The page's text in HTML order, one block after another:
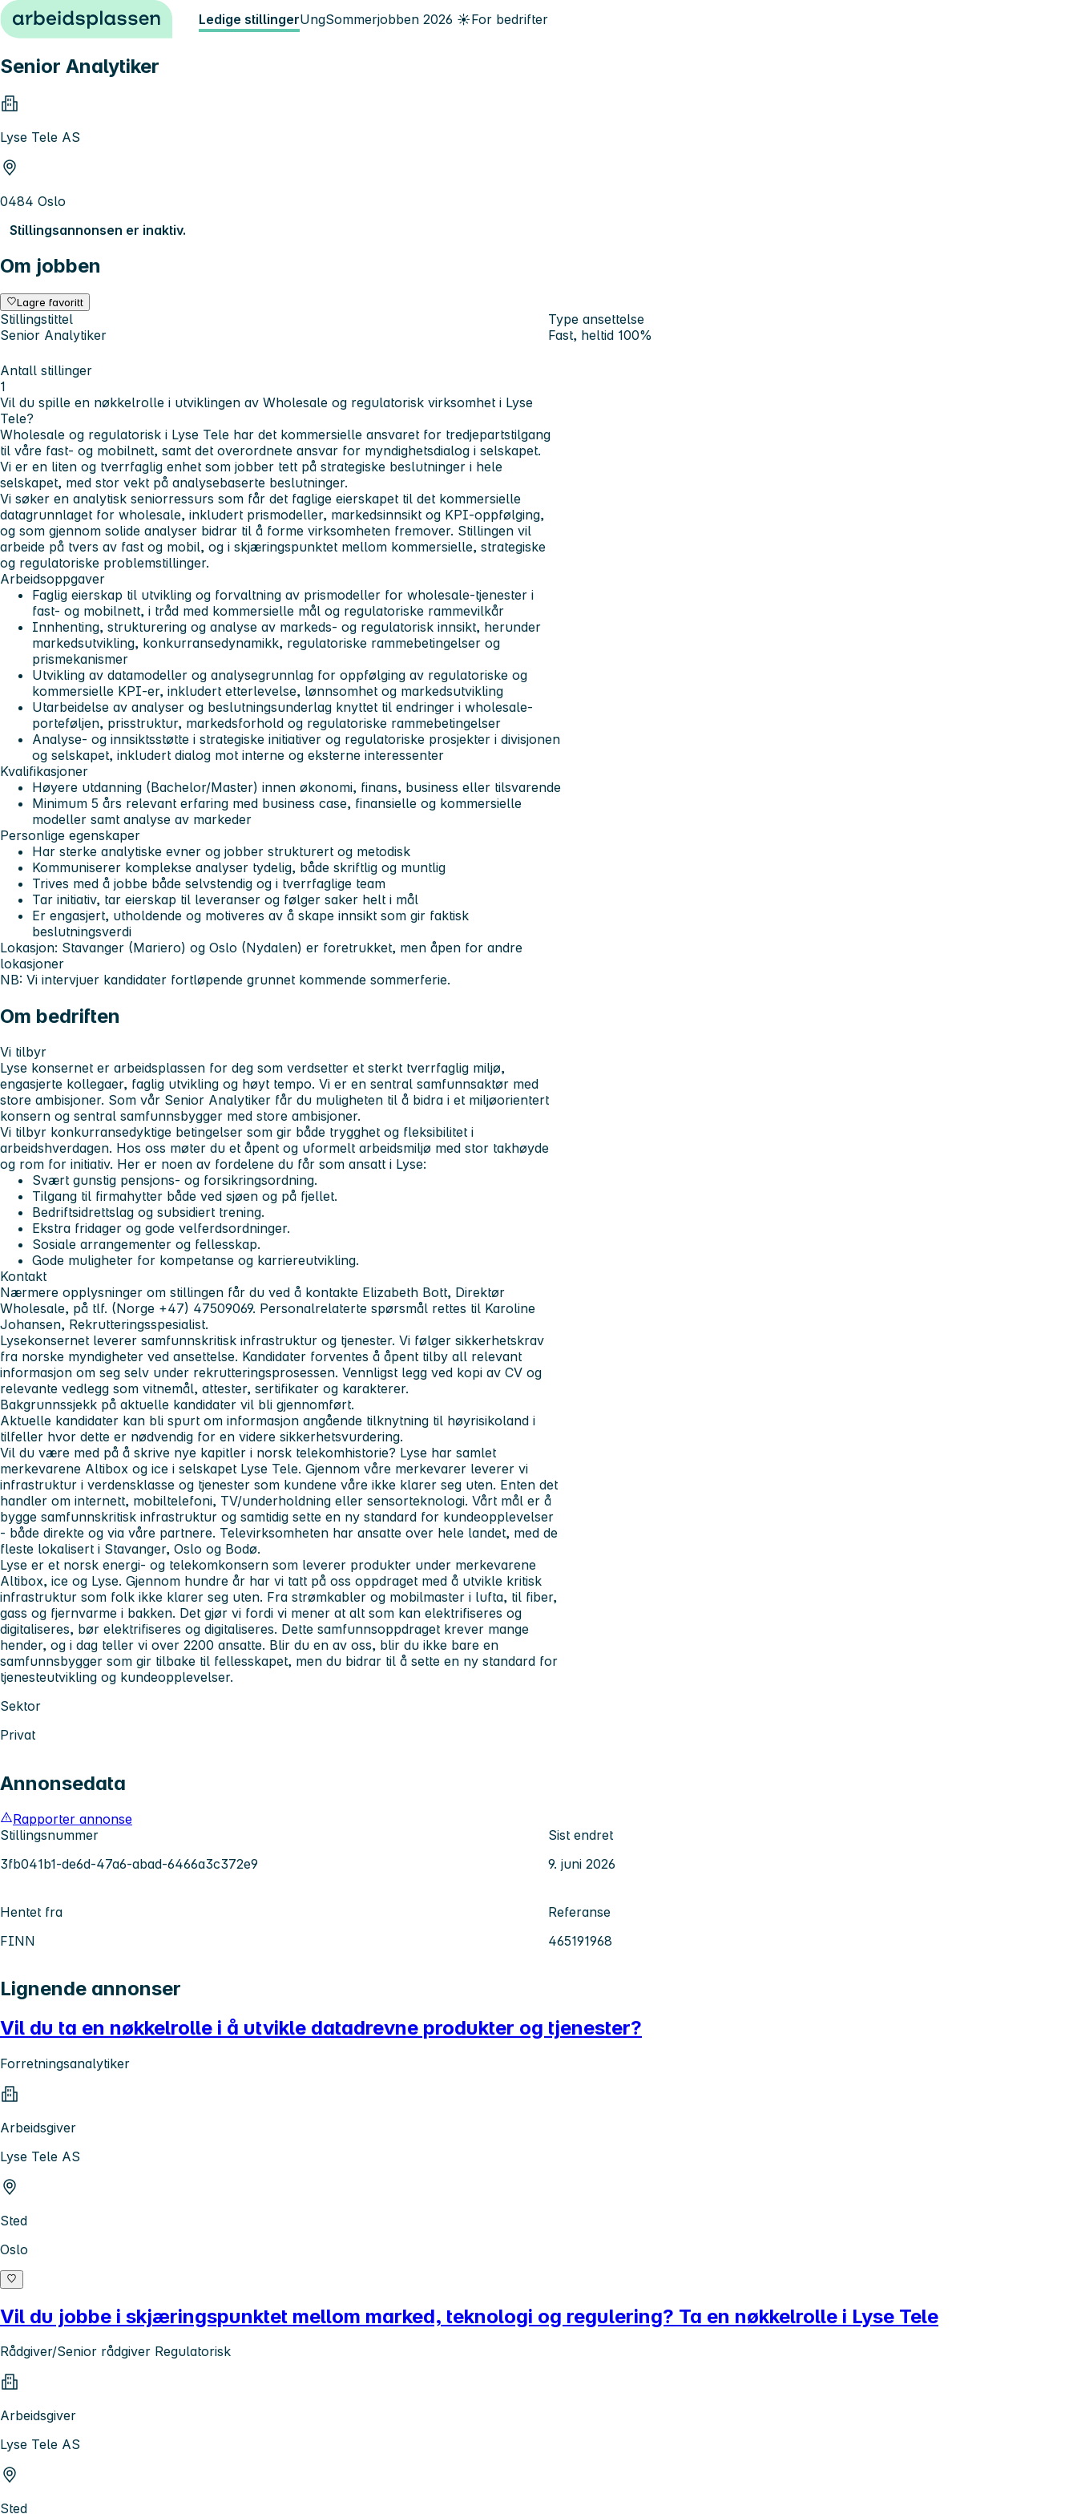
Hopp til innhold Ledige stillingerUngSommerjobben 2026 ☀️For bedrifter
Senior Analytiker
Lyse Tele AS
0484 Oslo
Stillingsannonsen er inaktiv.
Om jobben
Lagre favoritt
Stillingstittel
Senior Analytiker
Type ansettelse
Fast, heltid 100%
Antall stillinger
1
Vil du spille en nøkkelrolle i utviklingen av Wholesale og regulatorisk virksomhet i Lyse
Tele?
Wholesale og regulatorisk i Lyse Tele har det kommersielle ansvaret for tredjepartstilgang
til våre fast- og mobilnett, samt det overordnete ansvar for myndighetsdialog i selskapet.
Vi er en liten og tverrfaglig enhet som jobber tett på strategiske beslutninger i hele
selskapet, med stor vekt på analysebaserte beslutninger.
Vi søker en analytisk seniorressurs som får det faglige eierskapet til det kommersielle
datagrunnlaget for wholesale, inkludert prismodeller, markedsinnsikt og KPI-oppfølging,
og som gjennom solide analyser bidrar til å forme virksomheten fremover. Stillingen vil
arbeide på tvers av fast og mobil, og i skjæringspunktet mellom kommersielle, strategiske
og regulatoriske problemstillinger.
Arbeidsoppgaver
Faglig eierskap til utvikling og forvaltning av prismodeller for wholesale-tjenester i
fast- og mobilnett, i tråd med kommersielle mål og regulatoriske rammevilkår
Innhenting, strukturering og analyse av markeds- og regulatorisk innsikt, herunder
markedsutvikling, konkurransedynamikk, regulatoriske rammebetingelser og
prismekanismer
Utvikling av datamodeller og analysegrunnlag for oppfølging av regulatoriske og
kommersielle KPI-er, inkludert etterlevelse, lønnsomhet og markedsutvikling
Utarbeidelse av analyser og beslutningsunderlag knyttet til endringer i wholesale-
porteføljen, prisstruktur, markedsforhold og regulatoriske rammebetingelser
Analyse- og innsiktsstøtte i strategiske initiativer og regulatoriske prosjekter i divisjonen
og selskapet, inkludert dialog mot interne og eksterne interessenter
Kvalifikasjoner
Høyere utdanning (Bachelor/Master) innen økonomi, finans, business eller tilsvarende
Minimum 5 års relevant erfaring med business case, finansielle og kommersielle
modeller samt analyse av markeder
Personlige egenskaper
Har sterke analytiske evner og jobber strukturert og metodisk
Kommuniserer komplekse analyser tydelig, både skriftlig og muntlig
Trives med å jobbe både selvstendig og i tverrfaglige team
Tar initiativ, tar eierskap til leveranser og følger saker helt i mål
Er engasjert, utholdende og motiveres av å skape innsikt som gir faktisk
beslutningsverdi
Lokasjon: Stavanger (Mariero) og Oslo (Nydalen) er foretrukket, men åpen for andre
lokasjoner
NB: Vi intervjuer kandidater fortløpende grunnet kommende sommerferie.
Om bedriften
Vi tilbyr
Lyse konsernet er arbeidsplassen for deg som verdsetter et sterkt tverrfaglig miljø,
engasjerte kollegaer, faglig utvikling og høyt tempo. Vi er en sentral samfunnsaktør med
store ambisjoner. Som vår Senior Analytiker får du muligheten til å bidra i et miljøorientert
konsern og sentral samfunnsbygger med store ambisjoner.
Vi tilbyr konkurransedyktige betingelser som gir både trygghet og fleksibilitet i
arbeidshverdagen. Hos oss møter du et åpent og uformelt arbeidsmiljø med stor takhøyde
og rom for initiativ. Her er noen av fordelene du får som ansatt i Lyse:
Svært gunstig pensjons- og forsikringsordning.
Tilgang til firmahytter både ved sjøen og på fjellet.
Bedriftsidrettslag og subsidiert trening.
Ekstra fridager og gode velferdsordninger.
Sosiale arrangementer og fellesskap.
Gode muligheter for kompetanse og karriereutvikling.
Kontakt
Nærmere opplysninger om stillingen får du ved å kontakte Elizabeth Bott, Direktør
Wholesale, på tlf. (Norge +47) 47509069. Personalrelaterte spørsmål rettes til Karoline
Johansen, Rekrutteringsspesialist.
Lysekonsernet leverer samfunnskritisk infrastruktur og tjenester. Vi følger sikkerhetskrav
fra norske myndigheter ved ansettelse. Kandidater forventes å åpent tilby all relevant
informasjon om seg selv under rekrutteringsprosessen. Vennligst legg ved kopi av CV og
relevante vedlegg som vitnemål, attester, sertifikater og karakterer.
Bakgrunnssjekk på aktuelle kandidater vil bli gjennomført.
Aktuelle kandidater kan bli spurt om informasjon angående tilknytning til høyrisikoland i
tilfeller hvor dette er nødvendig for en videre sikkerhetsvurdering.
Vil du være med på å skrive nye kapitler i norsk telekomhistorie? Lyse har samlet
merkevarene Altibox og ice i selskapet Lyse Tele. Gjennom våre merkevarer leverer vi
infrastruktur i verdensklasse og tjenester som kundene våre ikke klarer seg uten. Enten det
handler om internett, mobiltelefoni, TV/underholdning eller sensorteknologi. Vårt mål er å
bygge samfunnskritisk infrastruktur og samtidig sette en ny standard for kundeopplevelser
- både direkte og via våre partnere. Televirksomheten har ansatte over hele landet, med de
fleste lokalisert i Stavanger, Oslo og Bodø.
Lyse er et norsk energi- og telekomkonsern som leverer produkter under merkevarene
Altibox, ice og Lyse. Gjennom hundre år har vi tatt på oss oppdraget med å utvikle kritisk
infrastruktur som folk ikke klarer seg uten. Fra strømkabler og mobilmaster i lufta, til fiber,
gass og fjernvarme i bakken. Det gjør vi fordi vi mener at alt som kan elektrifiseres og
digitaliseres, bør elektrifiseres og digitaliseres. Dette samfunnsoppdraget krever mange
hender, og i dag teller vi over 2200 ansatte. Blir du en av oss, blir du ikke bare en
samfunnsbygger som gir tilbake til fellesskapet, men du bidrar til å sette en ny standard for
tjenesteutvikling og kundeopplevelser.
Sektor
Privat
Annonsedata
Rapporter annonse
Stillingsnummer
3fb041b1-de6d-47a6-abad-6466a3c372e9
Sist endret
9. juni 2026
Hentet fra
FINN
Referanse
465191968
Lignende annonser
Vil du ta en nøkkelrolle i å utvikle datadrevne produkter og tjenester?
Forretningsanalytiker
Arbeidsgiver
Lyse Tele AS
Sted
Oslo
Vil du jobbe i skjæringspunktet mellom marked, teknologi og regulering? Ta en nøkkelrolle i Lyse Tele
Rådgiver/Senior rådgiver Regulatorisk
Arbeidsgiver
Lyse Tele AS
Sted